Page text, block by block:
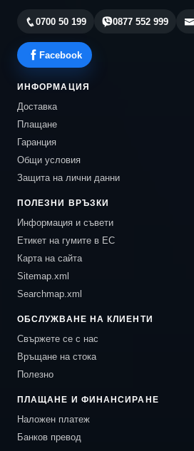
0700 50 199 0877 552 999
Facebook
ИНФОРМАЦИЯ
Доставка
Плащане
Гаранция
Общи условия
Защита на лични данни
ПОЛЕЗНИ ВРЪЗКИ
Информация и съвети
Етикет на гумите в ЕС
Карта на сайта
Sitemap.xml
Searchmap.xml
ОБСЛУЖВАНЕ НА КЛИЕНТИ
Свържете се с нас
Връщане на стока
Полезно
ПЛАЩАНЕ И ФИНАНСИРАНЕ
Наложен платеж
Банков превод